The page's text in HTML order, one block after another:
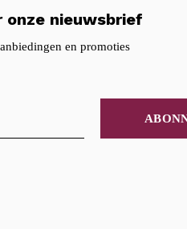
onze nieuwsbrief
en promoties